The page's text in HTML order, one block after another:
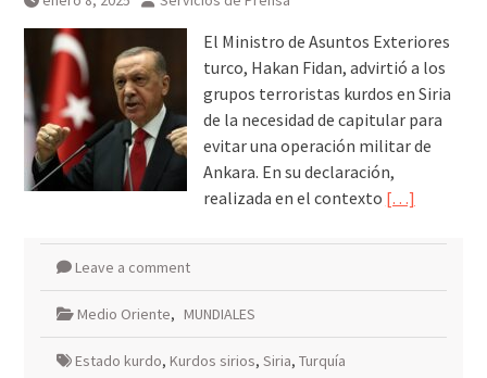
El Ministro de Asuntos Exteriores
turco, Hakan Fidan, advirtió a los
grupos terroristas kurdos en Siria
de la necesidad de capitular para
evitar una operación militar de
Ankara. En su declaración,
realizada en el contexto […]
Leave a comment
Medio Oriente, MUNDIALES
Estado kurdo, Kurdos sirios, Siria, Turquía